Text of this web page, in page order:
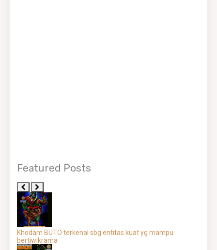
Featured Posts
Khodam BUTO terkenal sbg entitas kuat yg mampu
bertiwikrama